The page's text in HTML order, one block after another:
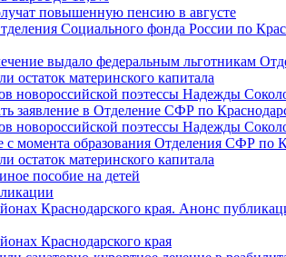
повышенную пенсию в августе
Социального фонда России по
выдало федеральным льготникам
остаток материнского капитала
новороссийской поэтессы Надежды
заявление в Отделение СФР по
новороссийской поэтессы Надежды
с момента образования Отделения СФР по
остаток материнского капитала
пособие на детей
Краснодарского края. Анонс
Краснодарского края